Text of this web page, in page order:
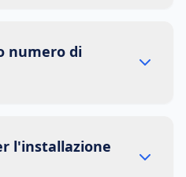
numero di
l'installazione